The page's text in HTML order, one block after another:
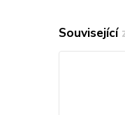
Související